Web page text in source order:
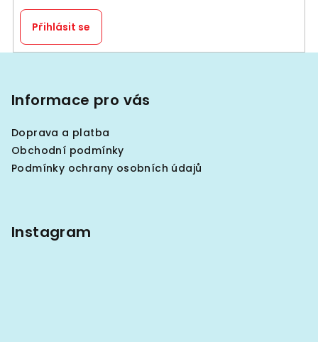
Přihlásit se
Informace pro vás
Doprava a platba
Obchodní podmínky
Podmínky ochrany osobních údajů
Instagram